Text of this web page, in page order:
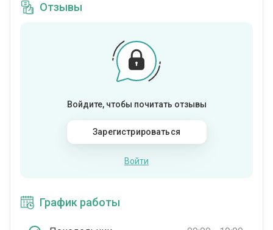
Отзывы
Войдите, чтобы почитать отзывы
Зарегистрироваться
Войти
График работы